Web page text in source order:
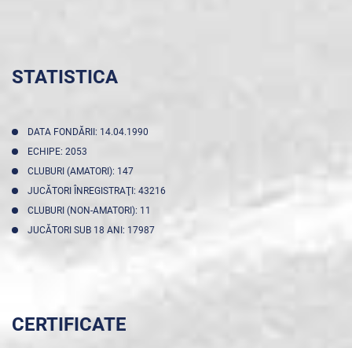
STATISTICA
DATA FONDĂRII: 14.04.1990
ECHIPE: 2053
CLUBURI (AMATORI): 147
JUCĂTORI ÎNREGISTRAŢI: 43216
CLUBURI (NON-AMATORI): 11
JUCĂTORI SUB 18 ANI: 17987
CERTIFICATE